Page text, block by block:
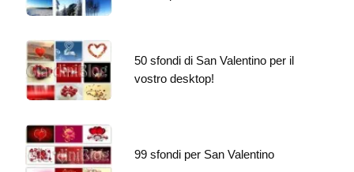
50 sfondi di San Valentino per il
vostro desktop!
99 sfondi per San Valentino